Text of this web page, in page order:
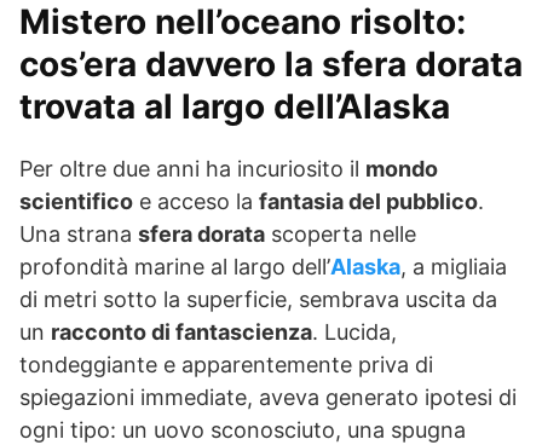
Mistero nell’oceano risolto:
cos’era davvero la sfera dorata
trovata al largo dell’Alaska
Per oltre due anni ha incuriosito il mondo
scientifico e acceso la fantasia del pubblico.
Una strana sfera dorata scoperta nelle
profondità marine al largo dell’Alaska, a migliaia
di metri sotto la superficie, sembrava uscita da
un racconto di fantascienza. Lucida,
tondeggiante e apparentemente priva di
spiegazioni immediate, aveva generato ipotesi di
ogni tipo: un uovo sconosciuto, una spugna